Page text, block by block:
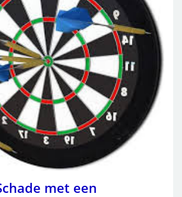
met een